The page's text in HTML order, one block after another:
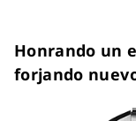
Honrando un
forjando